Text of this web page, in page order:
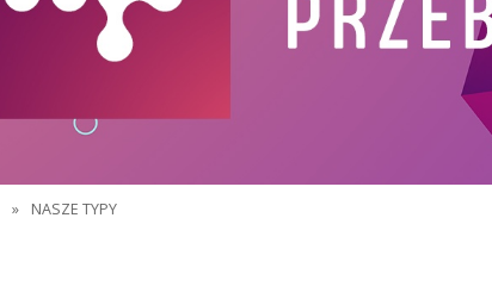
» NASZE TYPY